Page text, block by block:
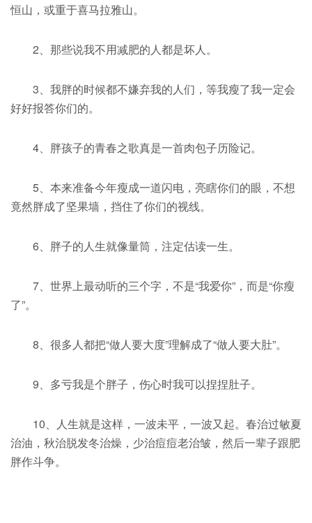
恒山，或重于喜马拉雅山。
2、那些说我不用减肥的人都是坏人。
3、我胖的时候都不嫌弃我的人们，等我瘦了我一定会
好好报答你们的。
4、胖孩子的青春之歌真是一首肉包子历险记。
5、本来准备今年瘦成一道闪电，亮瞎你们的眼，不想
竟然胖成了坚果墙，挡住了你们的视线。
6、胖子的人生就像量筒，注定估读一生。
7、世界上最动听的三个字，不是“我爱你”，而是“你瘦
了”。
8、很多人都把“做人要大度”理解成了“做人要大肚”。
9、多亏我是个胖子，伤心时我可以捏捏肚子。
10、人生就是这样，一波未平，一波又起。春治过敏夏
治油，秋治脱发冬治燥，少治痘痘老治皱，然后一辈子跟肥
胖作斗争。